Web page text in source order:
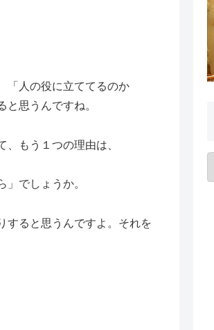
「人の役に立ててるのか
思うんですね。
もう１つの理由は、
」でしょうか。
すると思うんですよ。それを